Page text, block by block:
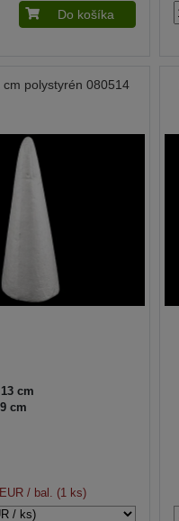
Do košíka
cm polystyrén 080514
13 cm
cm
/ bal. (1 ks)